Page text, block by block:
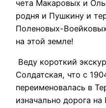
чета Макаровых и
родня и Пушкину и
Поленовых-
на этой земле!
Веду короткий
Солдатская, что с
переименовалась в
изначально дорога